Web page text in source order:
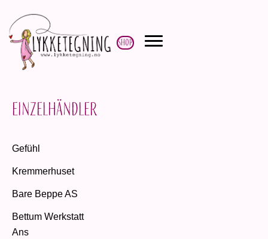
Shop
Einzelhändler
Gefühl
Kremmerhuset
Bare Beppe AS
Bettum Werkstatt
Ans